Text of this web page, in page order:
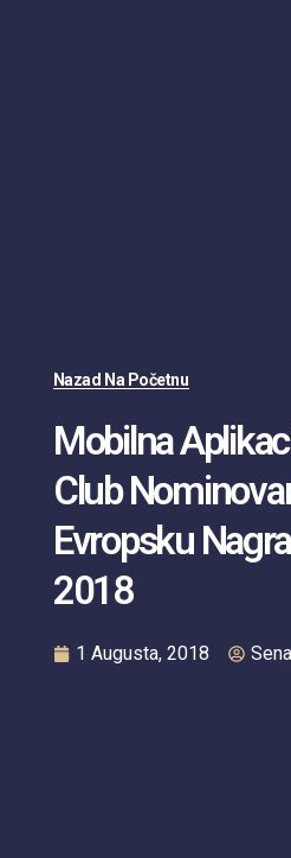
Nazad Na Početnu
Mobilna
Club
Evropsku
2018
1 Augusta, 2018